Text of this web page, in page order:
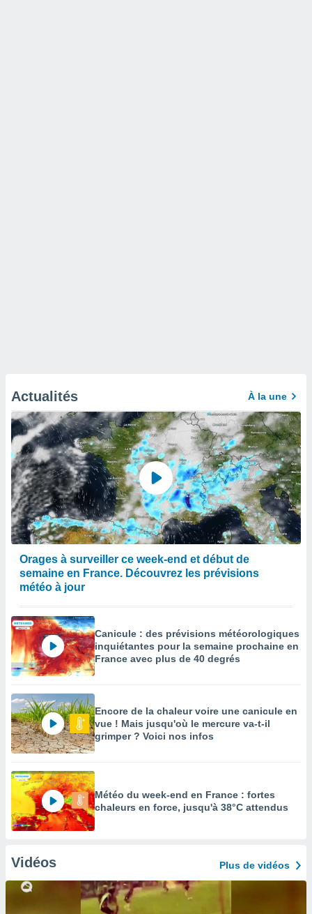
Actualités À la une
Orages à surveiller ce week-end et début de
semaine en France. Découvrez les prévisions
météo à jour
Canicule : des prévisions météorologiques
inquiétantes pour la semaine prochaine en
France avec plus de 40 degrés
Encore de la chaleur voire une canicule en
vue ! Mais jusqu'où le mercure va-t-il
grimper ? Voici nos infos
Météo du week-end en France : fortes
chaleurs en force, jusqu'à 38°C attendus
Vidéos Plus de vidéos